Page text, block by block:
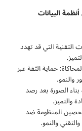
البيانات
التقنية التي قد تهدد
حماية الثقة عبر
والنمو.
الصورة بعد رصد
والتميز.
تحصين المنظومة ضد
والنمو.